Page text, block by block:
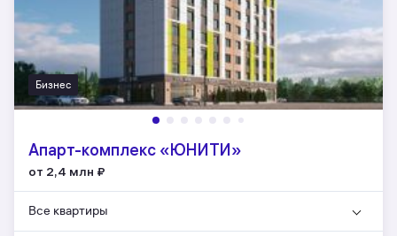
Бизнес
Апарт-комплекс «ЮНИТИ»
от 2,4 млн ₽
Все квартиры